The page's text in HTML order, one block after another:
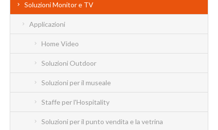
Soluzioni Monitor e TV
Applicazioni
Home Video
Soluzioni Outdoor
Soluzioni per il museale
Staffe per l'Hospitality
Soluzioni per il punto vendita e la vetrina